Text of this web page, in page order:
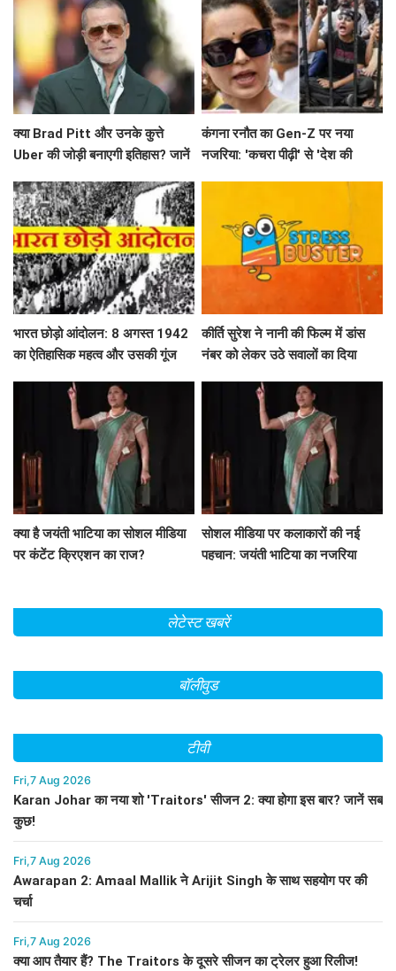
क्या Brad Pitt और उनके कुत्ते
Uber की जोड़ी बनाएगी इतिहास? जानें
कंगना रनौत का Gen-Z पर नया
नजरिया: 'कचरा पीढ़ी' से 'देश की
भारत छोड़ो आंदोलन: 8 अगस्त 1942
का ऐतिहासिक महत्व और उसकी गूंज
कीर्ति सुरेश ने नानी की फिल्म में डांस
नंबर को लेकर उठे सवालों का दिया
क्या है जयंती भाटिया का सोशल मीडिया
पर कंटेंट क्रिएशन का राज?
सोशल मीडिया पर कलाकारों की नई
पहचान: जयंती भाटिया का नजरिया
लेटेस्ट खबरें
बॉलीवुड
टीवी
Fri,7 Aug 2026
Karan Johar का नया शो 'Traitors' सीजन 2: क्या होगा इस बार? जानें सब
कुछ!
Fri,7 Aug 2026
Awarapan 2: Amaal Mallik ने Arijit Singh के साथ सहयोग पर की
चर्चा
Fri,7 Aug 2026
क्या आप तैयार हैं? The Traitors के दूसरे सीजन का ट्रेलर हुआ रिलीज!